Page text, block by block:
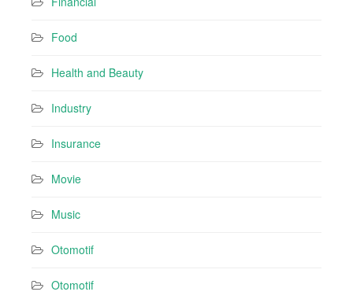
Food
Health and Beauty
Industry
Insurance
Movie
Music
Otomotif
Otomotif